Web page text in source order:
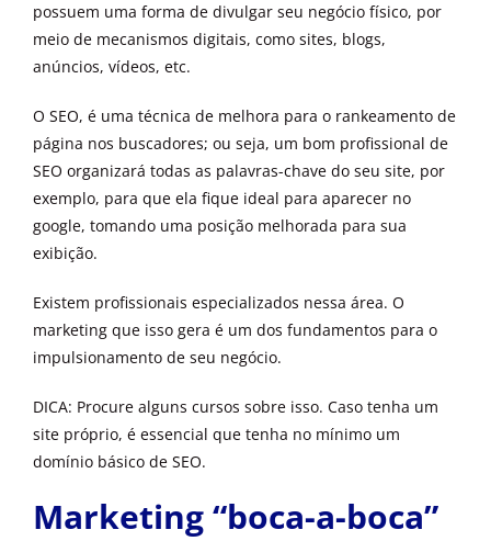
possuem uma forma de divulgar seu negócio físico, por
meio de mecanismos digitais, como sites, blogs,
anúncios, vídeos, etc.
O SEO, é uma técnica de melhora para o rankeamento de
página nos buscadores; ou seja, um bom profissional de
SEO organizará todas as palavras-chave do seu site, por
exemplo, para que ela fique ideal para aparecer no
google, tomando uma posição melhorada para sua
exibição.
Existem profissionais especializados nessa área. O
marketing que isso gera é um dos fundamentos para o
impulsionamento de seu negócio.
DICA: Procure alguns cursos sobre isso. Caso tenha um
site próprio, é essencial que tenha no mínimo um
domínio básico de SEO.
Marketing “boca-a-boca”